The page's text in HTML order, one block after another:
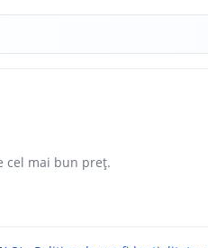
cel mai bun preț.